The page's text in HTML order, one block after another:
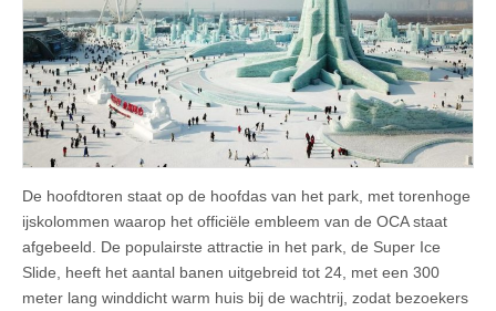
De hoofdtoren staat op de hoofdas van het park, met torenhoge
ijskolommen waarop het officiële embleem van de OCA staat
afgebeeld. De populairste attractie in het park, de Super Ice
Slide, heeft het aantal banen uitgebreid tot 24, met een 300
meter lang winddicht warm huis bij de wachtrij, zodat bezoekers